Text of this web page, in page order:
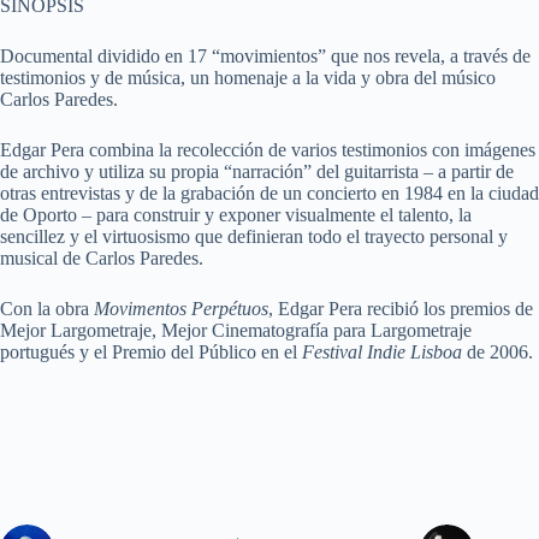
SINOPSIS
Documental dividido en 17 “movimientos” que nos revela, a través de
testimonios y de música, un homenaje a la vida y obra del músico
Carlos Paredes.
Edgar Pera combina la recolección de varios testimonios con imágenes
de archivo y utiliza su propia “narración” del guitarrista – a partir de
otras entrevistas y de la grabación de un concierto en 1984 en la ciudad
de Oporto – para construir y exponer visualmente el talento, la
sencillez y el virtuosismo que definieran todo el trayecto personal y
musical de Carlos Paredes.
Con la obra Movimentos Perpétuos, Edgar Pera recibió los premios de
Mejor Largometraje, Mejor Cinematografía para Largometraje
portugués y el Premio del Público en el Festival Indie Lisboa de 2006.